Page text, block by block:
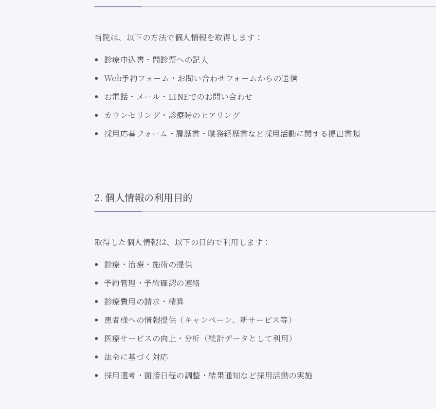
当院は、以下の方法で個人情報を取得します：
診療申込書・問診票への記入
Web予約フォーム・ お問い合わせフォームからの送信
お電話・メール・LINEでのお問い合わせ
カウンセリング・診療時のヒアリング
採用応募フォーム・履歴書・職務経歴書など採用活動に関する提出書類
2. 個人情報の利用目的
取得した個人情報は、以下の目的で利用します：
診療・治療・施術の提供
予約管理・予約確認の連絡
診療費用の請求・精算
患者様への情報提供 （キャンペーン、新サービス等）
医療サービスの向上・分析 （統計データとして利用）
法令に基づく対応
採用選考・面接日程の調整・結果通知など採用活動の実施